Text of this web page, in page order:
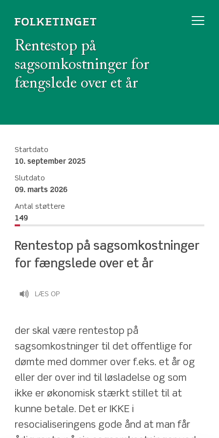
Rentestop på
sagsomkostninger for
fængslede over et år
Startdato
10. september 2025
Slutdato
09. marts 2026
Antal støttere
149
Rentestop på sagsomkostninger
for fængslede over et år
LÆS OP
der skal være rentestop på
sagsomkostninger til det offentlige for
dømte med dommer over f.eks. et år og
eller der over ind til løsladelse og som
ikke er økonomisk stærkt stillet til at
kunne betale. Det er IKKE i
resocialiseringens gode ånd at man får